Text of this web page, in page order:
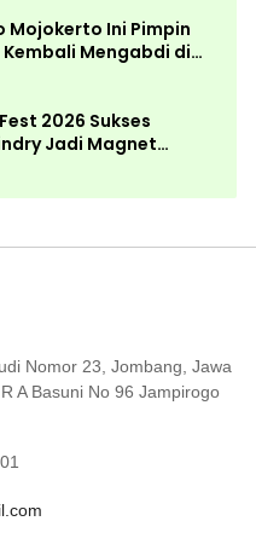
Mojokerto Ini Pimpin
Kembali Mengabdi di
2026 Sukses
Jadi Magnet
Nomor 23, Jombang, Jawa
A Basuni No 96 Jampirogo